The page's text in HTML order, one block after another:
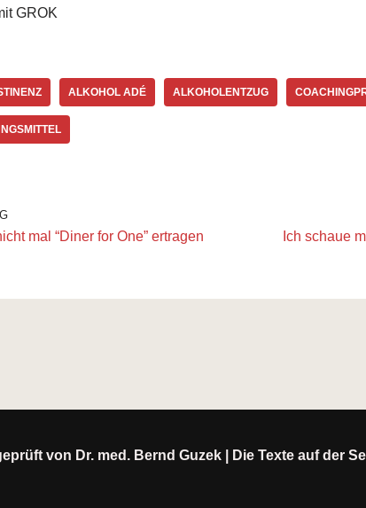
GROK
ALKOHOL ADÉ ALKOHOLENTZUG
mal “Diner for One” ertragen
Ich schaue
von Dr. med. Bernd Guzek | Die Texte auf der